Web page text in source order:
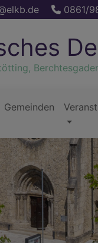
0861/
Gemeinden